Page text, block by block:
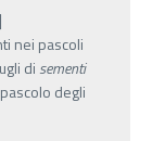
nei pascoli
di sementi
degli